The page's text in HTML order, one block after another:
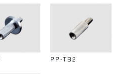
PP-TB2